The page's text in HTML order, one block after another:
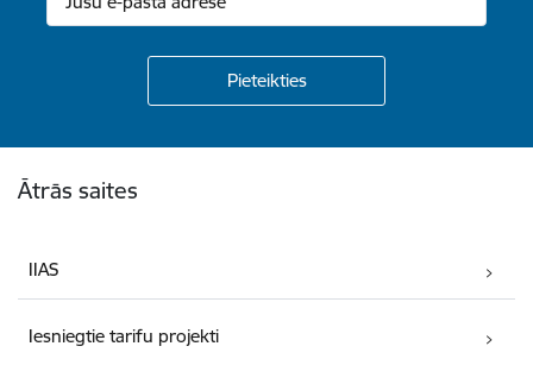
Ātrās saites
IIAS
Iesniegtie tarifu projekti